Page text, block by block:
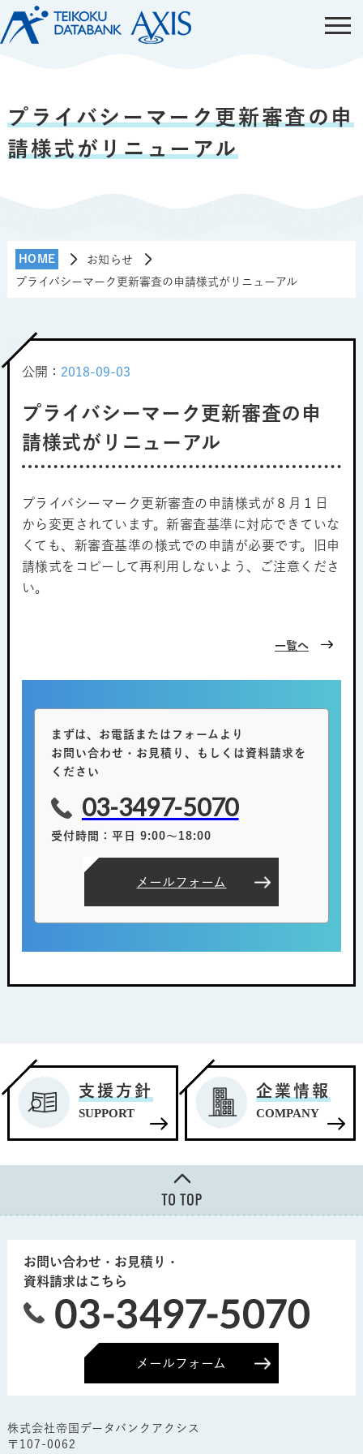
プライバシーマーク更新審査の申
請様式がリニューアル
HOME
お知らせ
プライバシーマーク更新審査の申請様式がリニューアル
公開： 2018-09-03
プライバシーマーク更新審査の申
請様式がリニューアル
プライバシーマーク更新審査の申請様式が８月１日
から変更されています。新審査基準に対応できていな
くても、新審査基準の様式での申請が必要です。旧申
請様式をコピーして再利用しないよう、ご注意くださ
い。
一覧へ
まずは、お電話またはフォームより
お問い合わせ・お見積り、もしくは資料請求を
ください
03-3497-5070
受付時間：平日 9:00～18:00
メールフォーム
支援方針
SUPPORT
企業情報
COMPANY
お問い合わせ・お見積り・
資料請求はこちら
メールフォーム
株式会社帝国データバンクアクシス
〒107-0062